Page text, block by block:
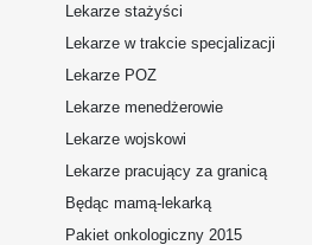
Lekarze stażyści
Lekarze w trakcie specjalizacji
Lekarze POZ
Lekarze menedżerowie
Lekarze wojskowi
Lekarze pracujący za granicą
Będąc mamą-lekarką
Pakiet onkologiczny 2015